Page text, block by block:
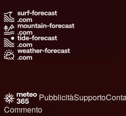
PubblicitàSupporto
Commento